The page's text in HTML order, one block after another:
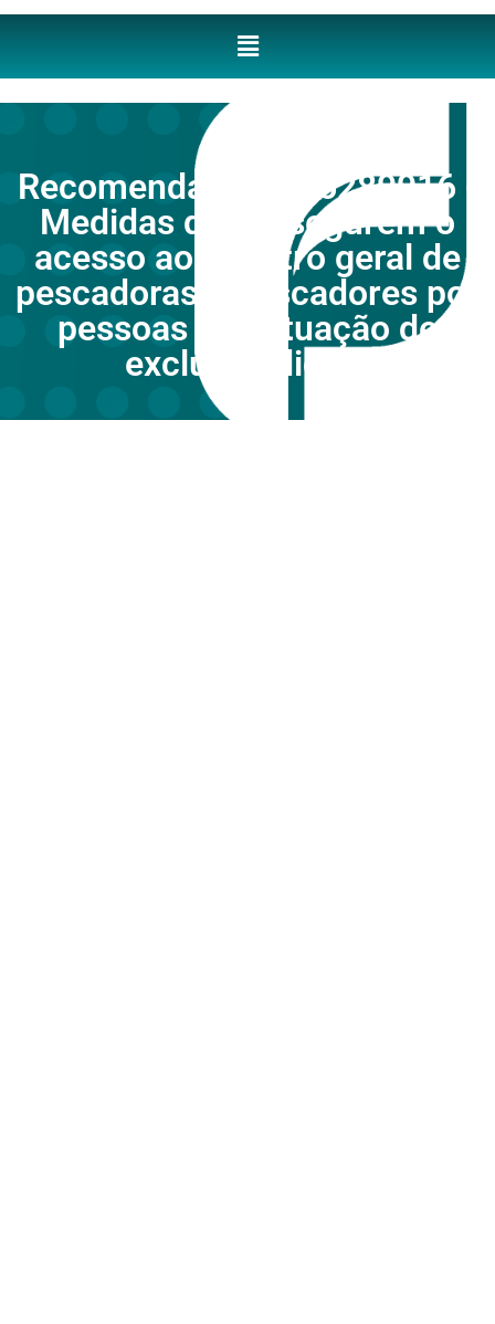
Recomendação nº 6289916 -
Medidas que assegurem o
acesso ao registro geral de
pescadoras e pescadores por
pessoas em situação de
exclusão digital